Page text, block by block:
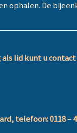
ophalen. De
lid kunt u
telefoon: 0118 –